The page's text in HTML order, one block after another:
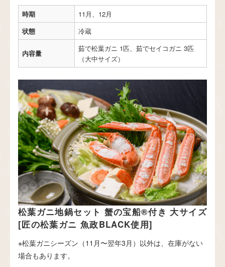
時期
11月、12月
状態
冷蔵
内容量
茹で松葉ガニ 1匹、茹でセイコガニ 3匹
（大中サイズ）
松葉ガニ地鍋セット 蟹の宝船®︎付き 大サイズ
[匠の松葉ガニ 魚政BLACK使用]
※松葉ガニシーズン（11月〜翌年3月）以外は、在庫がない
場合もあります。